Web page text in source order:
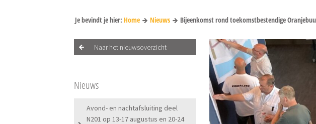
Je bevindt je hier: Home Nieuws Bijeenkomst rond toekomstbestendige
Naar het nieuwsoverzicht
Nieuws
Avond- en nachtafsluiting deel
N201 op 13-17 augustus en 20-24